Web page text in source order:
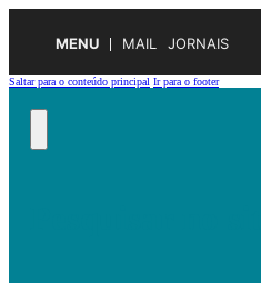
MENU MAIL JORNAIS
Saltar para o conteúdo principal Ir para o footer